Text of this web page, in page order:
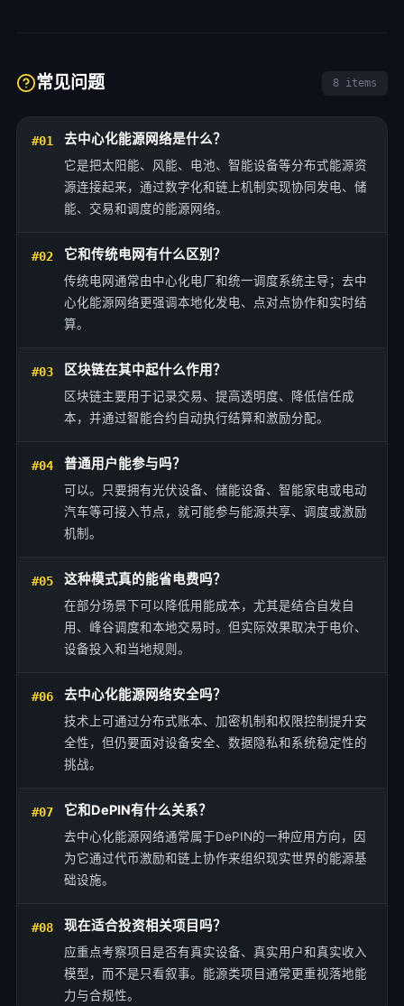
常见问题 8 items
#01 去中心化能源网络是什么？
它是把太阳能、风能、电池、智能设备等分布式能源资
源连接起来，通过数字化和链上机制实现协同发电、储
能、交易和调度的能源网络。
#02 它和传统电网有什么区别？
传统电网通常由中心化电厂和统一调度系统主导；去中
心化能源网络更强调本地化发电、点对点协作和实时结
算。
#03 区块链在其中起什么作用？
区块链主要用于记录交易、提高透明度、降低信任成
本，并通过智能合约自动执行结算和激励分配。
#04 普通用户能参与吗？
可以。只要拥有光伏设备、储能设备、智能家电或电动
汽车等可接入节点，就可能参与能源共享、调度或激励
机制。
#05 这种模式真的能省电费吗？
在部分场景下可以降低用能成本，尤其是结合自发自
用、峰谷调度和本地交易时。但实际效果取决于电价、
设备投入和当地规则。
#06 去中心化能源网络安全吗？
技术上可通过分布式账本、加密机制和权限控制提升安
全性，但仍要面对设备安全、数据隐私和系统稳定性的
挑战。
#07 它和DePIN有什么关系？
去中心化能源网络通常属于DePIN的一种应用方向，因
为它通过代币激励和链上协作来组织现实世界的能源基
础设施。
#08 现在适合投资相关项目吗？
应重点考察项目是否有真实设备、真实用户和真实收入
模型，而不是只看叙事。能源类项目通常更重视落地能
力与合规性。